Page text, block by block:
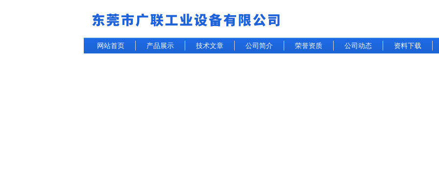
网站首页 产品展示 技术文章 公司简介 荣誉资质 公司动态 资料下载